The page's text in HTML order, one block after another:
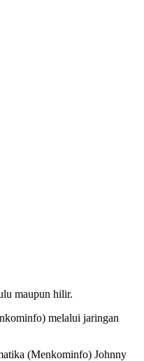
maupun hilir.
melalui jaringan
(Menkominfo) Johnny